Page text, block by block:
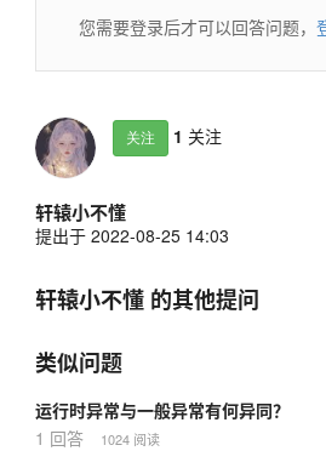
您需要登录后才可以回答问题，
关注 1 关注
轩辕小不懂
提出于 2022-08-25 14:03
轩辕小不懂 的其他提问
类似问题
运行时异常与一般异常有何异同？
1 回答
1024 阅读